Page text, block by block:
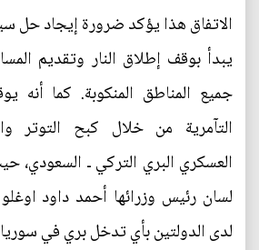
الاتفاق هذا يؤكد ضرورة إيجاد حل
يبدأ بوقف إطلاق النار وتقديم
جميع المناطق المنكوبة. كما أنه
التآمرية من خلال كبح التوتر
العسكري البري التركي ـ السعودي،
لسان رئيس وزرائها أحمد داود
لدى الدولتين بأي تدخل بري في